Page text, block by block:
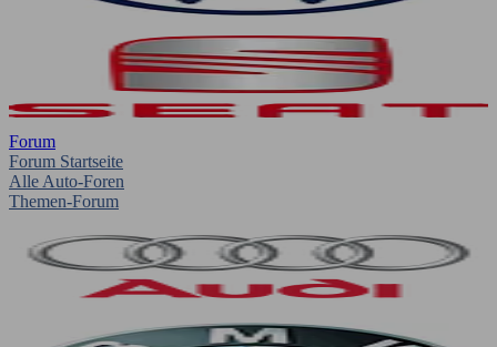
Forum
Forum Startseite
Alle Auto-Foren
Themen-Forum